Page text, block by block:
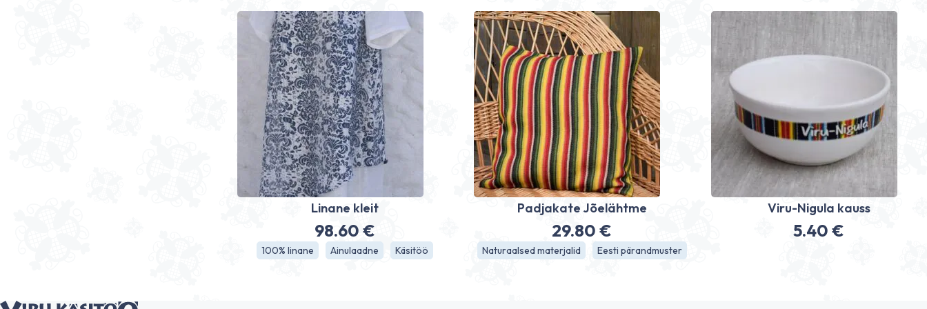
Linane kleit
98.60€
100% linane Ainulaadne Käsitöö
Padjakate Jõelähtme
29.80€
Naturaalsed materjalid Eesti pärandmuster
Viru-Nigula kauss
5.40€